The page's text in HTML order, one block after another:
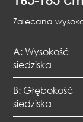
Zalecana
A: Wysokość
siedziska
B: Głębokość
siedziska